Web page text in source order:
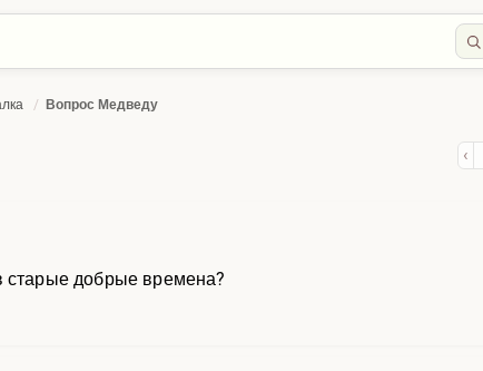
/ Вопрос Медведу
‹
старые добрые времена?